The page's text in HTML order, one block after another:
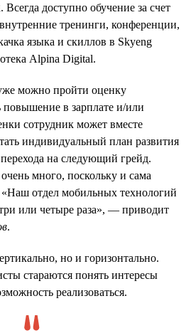
доступно обучение за счет
тренинги, конференции,
языка и скиллов в Skyeng
Alpina Digital.
можно пройти оценку
в зарплате и/или
сотрудник может вместе
индивидуальный план развития
на следующий грейд.
много, поскольку и сама
«Наш отдел мобильных технологий
или четыре раза», — приводит
.
но и горизонтально.
стараются понять интересы
реализоваться.